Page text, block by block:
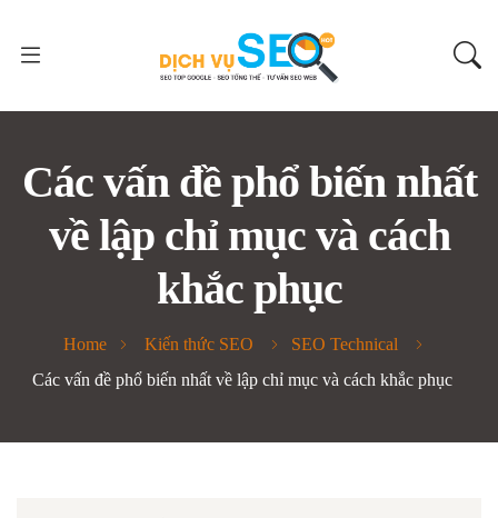
Các vấn đề phổ biến nhất
về lập chỉ mục và cách
khắc phục
Home Kiến thức SEO
SEO Technical
Các vấn đề phổ biến nhất về lập chỉ mục và cách khắc phục